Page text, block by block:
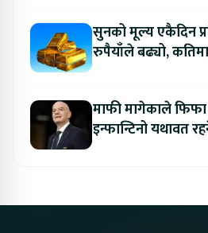
सुनको मूल्य एकैदिन
रुपैयाँले बढ्यो,
माफी मागेकाले
इन्फान्टिनो यथावत